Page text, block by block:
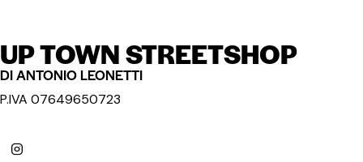
UP TOWN STREETSHOP
DI ANTONIO LEONETTI
P.IVA 07649650723